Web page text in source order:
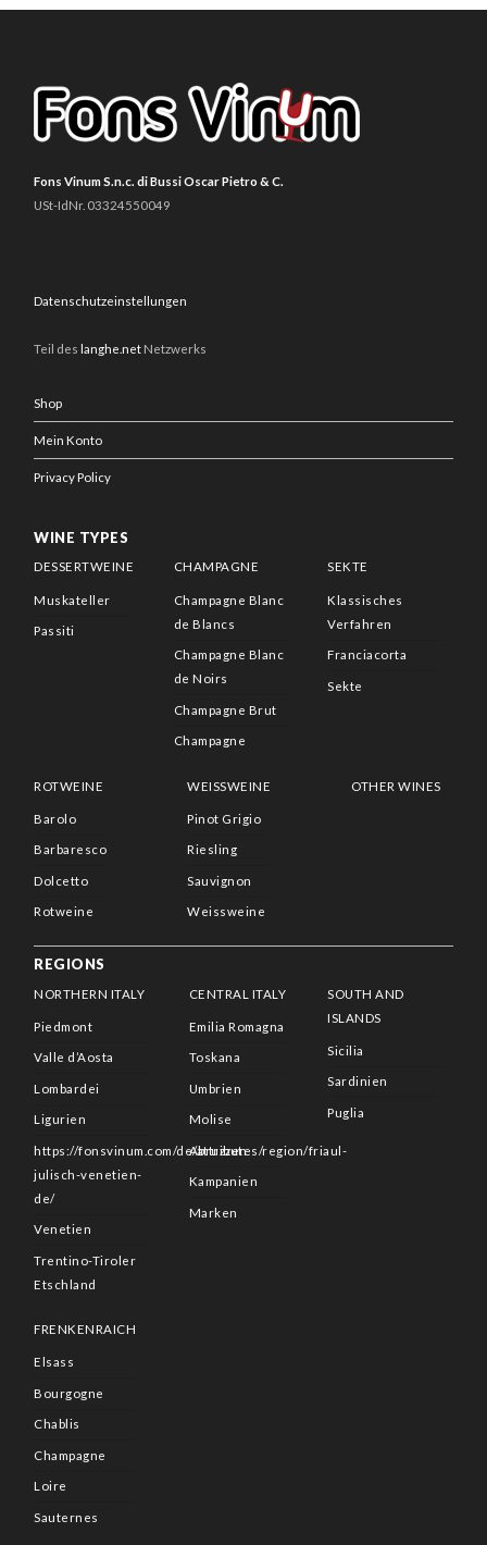
Fons Vinum S.n.c. di Bussi Oscar Pietro & C.
USt-IdNr. 03324550049
Datenschutzeinstellungen
Teil des langhe.net Netzwerks
Shop
Mein Konto
Privacy Policy
WINE TYPES
DESSERTWEINE
Muskateller
Passiti
CHAMPAGNE
Champagne Blanc
de Blancs
Champagne Blanc
de Noirs
Champagne Brut
Champagne
SEKTE
Klassisches
Verfahren
Franciacorta
Sekte
ROTWEINE
Barolo
Barbaresco
Dolcetto
Rotweine
WEISSWEINE
Pinot Grigio
Riesling
Sauvignon
Weissweine
OTHER WINES
REGIONS
NORTHERN ITALY
Piedmont
Valle d’Aosta
Lombardei
Ligurien
https://fonsvinum.com/de/attributes/region/friaul-
julisch-venetien-
de/
Venetien
Trentino-Tiroler
Etschland
CENTRAL ITALY
Emilia Romagna
Toskana
Umbrien
Molise
Abruzzen
Kampanien
Marken
SOUTH AND
ISLANDS
Sicilia
Sardinien
Puglia
FRENKENRAICH
Elsass
Bourgogne
Chablis
Champagne
Loire
Sauternes